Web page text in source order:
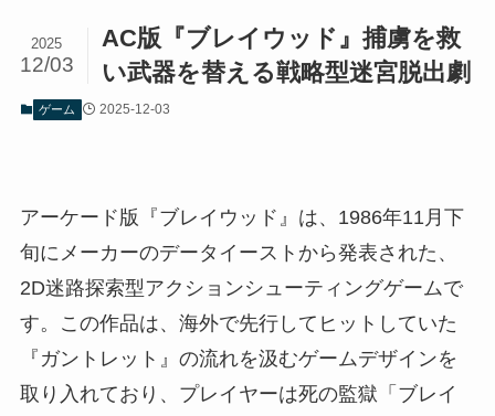
AC版『ブレイウッド』捕虜を救
い武器を替える戦略型迷宮脱出劇
2025
12/03
ゲーム 2025-12-03
アーケード版『ブレイウッド』は、1986年11月下
旬にメーカーのデータイーストから発表された、
2D迷路探索型アクションシューティングゲームで
す。この作品は、海外で先行してヒットしていた
『ガントレット』の流れを汲むゲームデザインを
取り入れており、プレイヤーは死の監獄「ブレイ